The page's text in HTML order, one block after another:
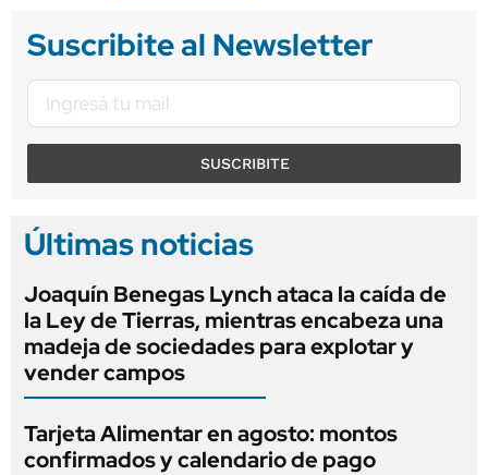
Suscribite al Newsletter
SUSCRIBITE
Últimas noticias
Joaquín Benegas Lynch ataca la caída de
la Ley de Tierras, mientras encabeza una
madeja de sociedades para explotar y
vender campos
Tarjeta Alimentar en agosto: montos
confirmados y calendario de pago